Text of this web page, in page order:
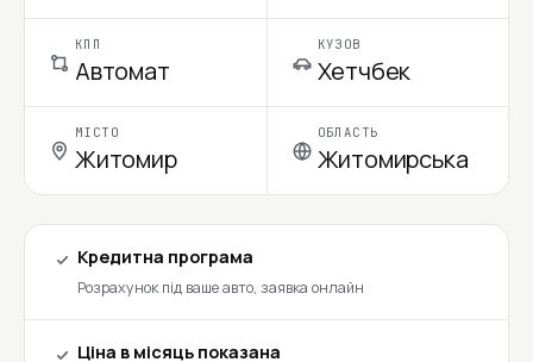
КПП
Автомат
КУЗОВ
Хетчбек
МІСТО
Житомир
ОБЛАСТЬ
Житомирська
Кредитна програма
Розрахунок під ваше авто, заявка онлайн
Ціна в місяць показана